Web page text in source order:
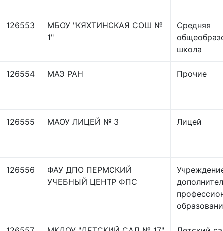
126553
МБОУ "КЯХТИНСКАЯ СОШ №
1"
Средняя
школа
126554 МАЭ РАН Прочие
126555 МАОУ ЛИЦЕЙ № 3 Лицей
126556
ФАУ ДПО ПЕРМСКИЙ
УЧЕБНЫЙ ЦЕНТР ФПС